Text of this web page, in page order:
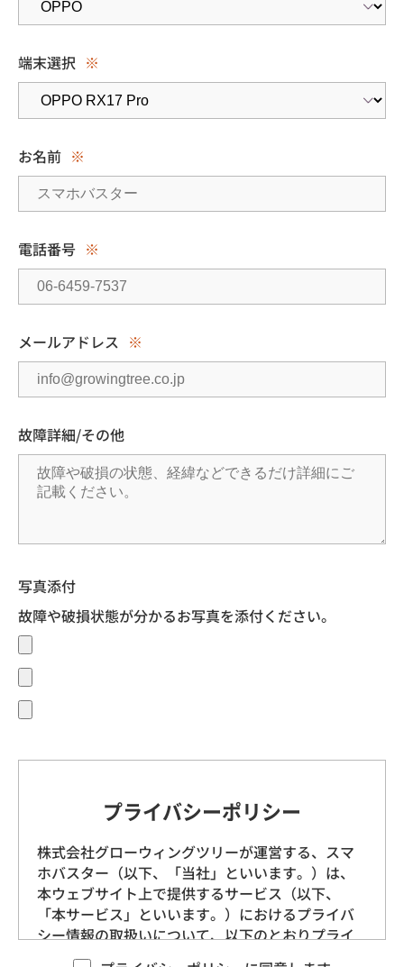
端末選択 ※
お名前 ※
電話番号 ※
メールアドレス ※
故障詳細/その他
写真添付
故障や破損状態が分かるお写真を添付ください。
プライバシーポリシー
株式会社グローウィングツリーが運営する、スマ
ホバスター（以下、「当社」といいます。）は、
本ウェブサイト上で提供するサービス（以下、
「本サービス」といいます。）におけるプライバ
シー情報の取扱いについて、以下のとおりプライ
バシーポリシー（以下、「本ポリシー」といいま